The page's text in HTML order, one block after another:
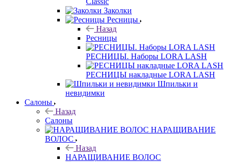
Заколки
Ресницы
Назад
Ресницы
РЕСНИЦЫ. Наборы LORA LASH
РЕСНИЦЫ накладные LORA LASH
Шпильки и
невидимки
Салоны
Назад
Салоны
НАРАЩИВАНИЕ
ВОЛОС
Назад
НАРАЩИВАНИЕ ВОЛОС